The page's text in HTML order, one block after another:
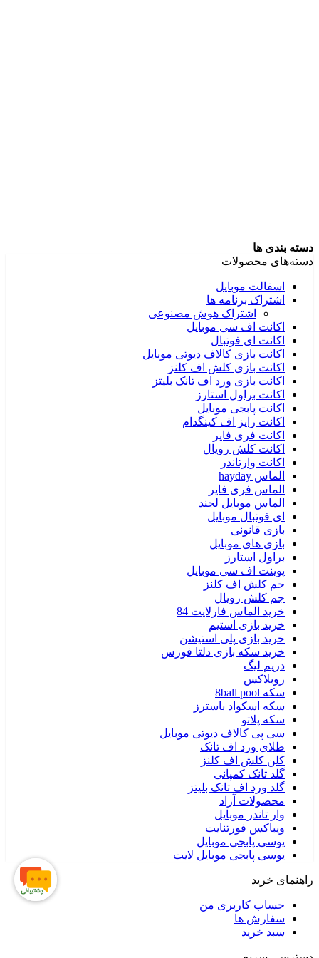
دسته بندی ها
دسته‌های محصولات
اسفالت موبایل
اشتراک برنامه ها
اشتراک هوش مصنوعی
اکانت اف سی موبایل
اکانت ای فوتبال
اکانت بازی کالاف دیوتی موبایل
اکانت بازی کلش اف کلنز
اکانت بازی ورد اف تانک بلیتز
اکانت براول استارز
اکانت پابجی موبایل
اکانت رایز اف کینگدام
اکانت فری فایر
اکانت کلش رویال
اکانت وارتاندر
الماس hayday
الماس فری فایر
الماس موبایل لجند
ای فوتبال موبایل
بازی قانونی
بازی های موبایل
براول استارز
پوینت اف سی موبایل
جم کلش اف کلنز
جم کلش رویال
خرید الماس فارلایت 84
خرید بازی استیم
خرید بازی پلی استیشن
خرید سکه بازی دلتا فورس
دریم لیگ
روبلاکس
سکه 8ball pool
سکه اسکواد باسترز
سکه پلاتو
سی پی کالاف دیوتی موبایل
طلای ورد اف تانک
کلن کلش اف کلنز
گلد تانک کمپانی
گلد ورد اف تانک بلیتز
محصولات آزاد
وار تاندر موبایل
ویباکس فورتنایت
یوسی پابجی موبایل
یوسی پابجی موبایل لایت
راهنمای خرید
حساب کاربری من
سفارش ها
سبد خرید